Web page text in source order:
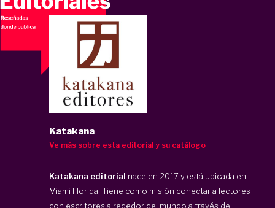
Katakana
Ve más sobre esta editorial y su catálogo
Katakana editorial nace en 2017 y está ubicada en
Miami Florida. Tiene como misión conectar a lectores
con escritores alrededor del mundo a través de